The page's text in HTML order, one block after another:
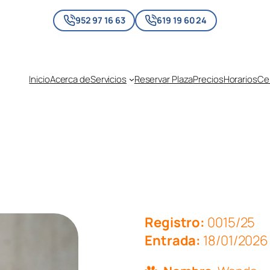
952 97 16 63 619 19 60 24
InicioAcerca deServicios Reservar PlazaPreciosHorarios
Registro: 0015/25
Entrada: 18/01/2026